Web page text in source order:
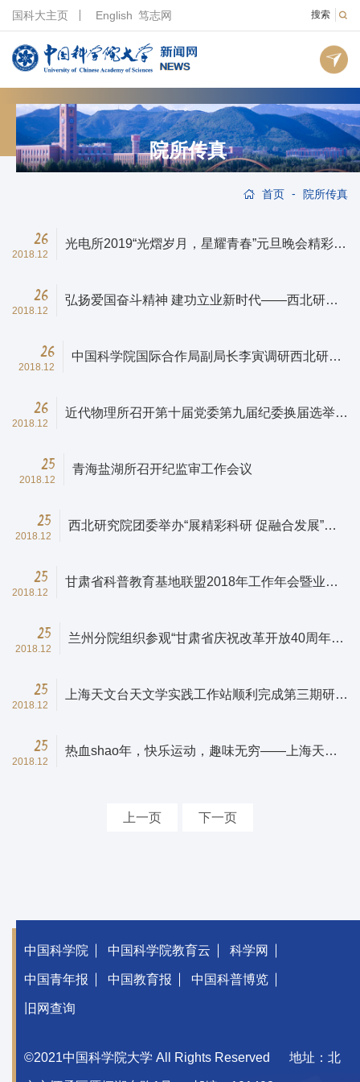
搜索
国科大主页 English 笃志网
院所传真
首页 - 院所传真
26
2018.12
光电所2019“光熠岁月，星耀青春”元旦晚会精彩纷
26
2018.12
弘扬爱国奋斗精神 建功立业新时代——西北研究
26
2018.12
中国科学院国际合作局副局长李寅调研西北研究
26
2018.12
近代物理所召开第十届党委第九届纪委换届选举党
25
2018.12
青海盐湖所召开纪监审工作会议
25
2018.12
西北研究院团委举办“展精彩科研 促融合发展”图
25
2018.12
甘肃省科普教育基地联盟2018年工作年会暨业务
25
2018.12
兰州分院组织参观“甘肃省庆祝改革开放40周年图
25
2018.12
上海天文台天文学实践工作站顺利完成第三期研究
25
2018.12
热血shao年，快乐运动，趣味无穷——上海天文
上一页 下一页
中国科学院 中国科学院教育云 科学网
中国青年报 中国教育报 中国科普博览
旧网查询
©2021中国科学院大学 All Rights Reserved 地址：北